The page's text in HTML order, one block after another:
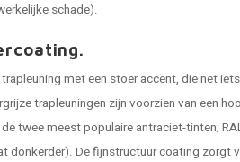
schade).
met een stoer accent, die net
trapleuningen zijn voorzien van een
twee meest populaire antraciet-tinten;
donkerder). De fijnstructuur coating zorgt